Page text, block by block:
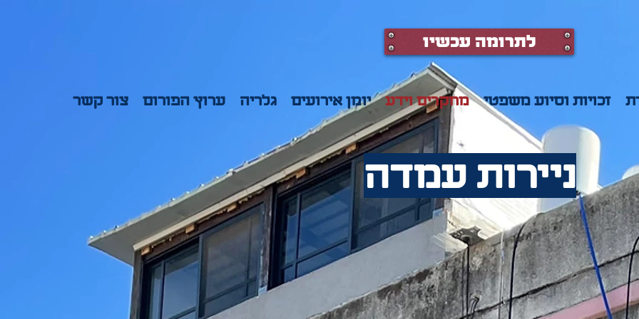
לתרומה עכשיו
צור קשר ערוץ הפורום גלריה יומן אירועים מחקרים וידע זכויות וסיוע משפטי
ניירות עמדה